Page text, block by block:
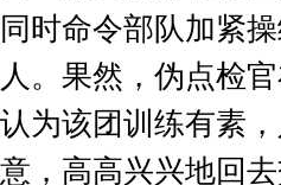
同时命令部队加紧
人。果然，伪点检
认为该团训练有素
意，高高兴兴地回去